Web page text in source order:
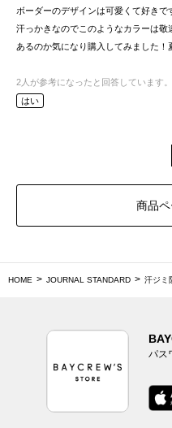
ボーダーのデザインは可愛くて好きで
汗っかきなのでこのようなカラーは
あるのか気になり購入してみました！
2 人が参考になったと回答しています。
はい
商品
HOME JOURNAL STANDARD 汗ジミ
パス